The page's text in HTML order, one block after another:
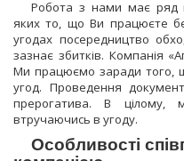
Робота з нами має ряд
яких то, що Ви працюєте
угодах посередництво
зазнає збитків. Компанія
Ми працюємо заради того,
угод. Проведення
прерогатива. В цілому,
втручаючись в угоду.
Особливості